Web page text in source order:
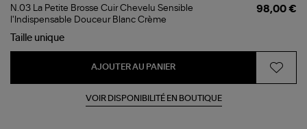
N.03
La
Petite
Brosse
Cuir
l'Indispensable
N.03 La Petite Brosse Cuir Chevelu Sensible
l'Indispensable Douceur Blanc Crème
98,00 €
Taille unique
AJOUTER AU PANIER
VOIR DISPONIBILITÉ EN BOUTIQUE